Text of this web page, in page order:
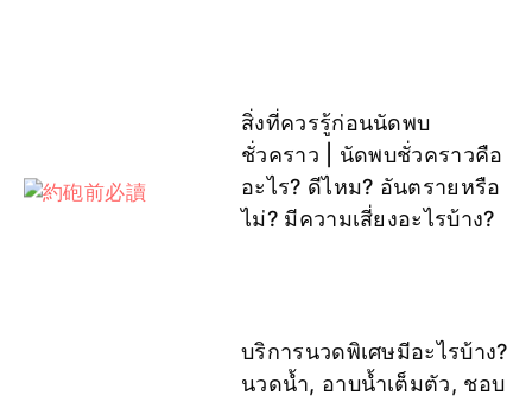
สิ่งที่ควรรู้ก่อนนัดพบ
ชั่วคราว | นัดพบชั่วคราวคือ
อะไร? ดีไหม? อันตรายหรือ
ไม่? มีความเสี่ยงอะไรบ้าง?
บริการนวดพิเศษมีอะไรบ้าง?
นวดน้ำ, อาบน้ำเต็มตัว, ชอบ